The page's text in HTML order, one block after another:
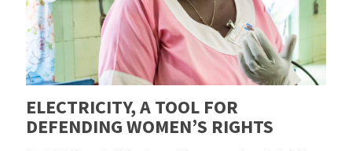
ELECTRICITY, A TOOL FOR
DEFENDING WOMEN’S RIGHTS